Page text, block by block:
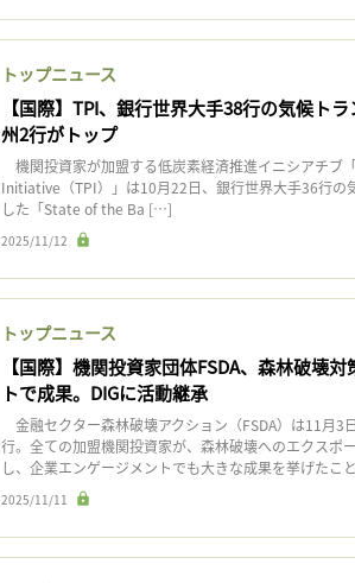
トップニュース
【国際】TPI、銀行世界大手38行の気候ト
州2行がトップ
機関投資家が加盟する低炭素経済推進イニシアチブ
Initiative（TPI）」は10月22日、銀行世界大手36行の
した「State of the Ba […]
2025/11/12
トップニュース
【国際】機関投資家団体FSDA、森林破壊
トで成果。DIGに活動継承
金融セクター森林破壊アクション（FSDA）は11月3
行。全ての加盟機関投資家が、森林破壊へのエクスポ
し、企業エンゲージメントでも大きな成果を挙げたこ
2025/11/11